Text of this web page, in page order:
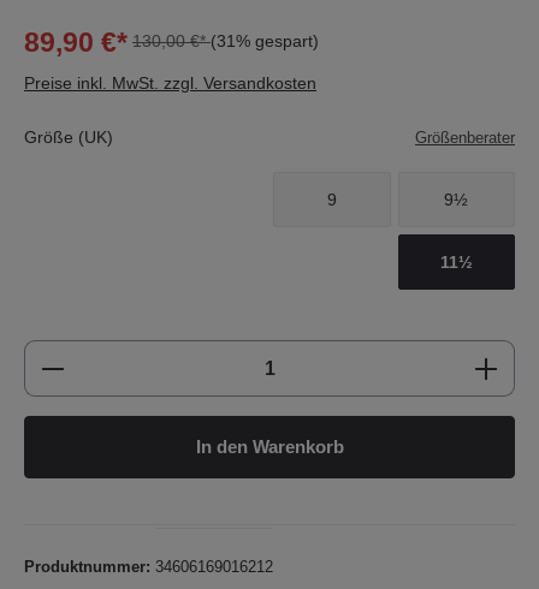
89,90 €* 130,00 €*(31% gespart)
Preise inkl. MwSt. zzgl. Versandkosten
Größe (UK) Größenberater
9 9½
11½
Produkt Anzahl: Gib den gewünschten
In den Warenkorb
Produktnummer: 34606169016212